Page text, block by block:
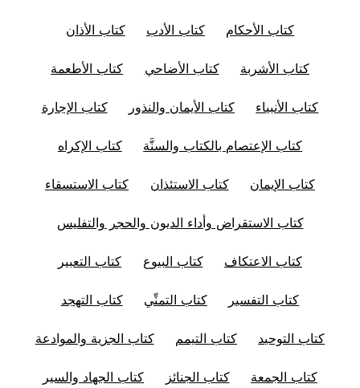
كتاب الأحكام كتاب الأدب كتاب الأذان
كتاب الأشربة كتاب الأضاحي كتاب الأطعمة
كتاب الأنبياء كتاب الأيمان والنذور كتاب الإجارة
كتاب الإعتصام بالكتاب والسنَّة كتاب الإكراه
كتاب الإيمان كتاب الاستئذان كتاب الاستسقاء
كتاب الاستقراض وأداء الديون والحجر والتفليس
كتاب الاعتكاف كتاب البيوع كتاب التعبير
كتاب التفسير كتاب التمنِّي كتاب التهجد
كتاب التوحيد كتاب التيمم كتاب الجزية والموادعة
كتاب الجمعة كتاب الجنائز كتاب الجهاد والسير